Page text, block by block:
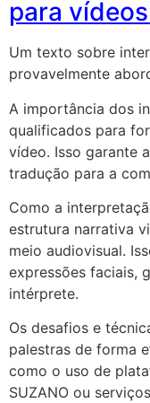
para
Um texto sobre
provavelmente
A importância dos
qualificados para
vídeo. Isso garante
tradução para a
Como a
estrutura narrativa
meio audiovisual.
expressões faciais,
intérprete.
Os desafios e
palestras de forma
como o uso de
SUZANO ou